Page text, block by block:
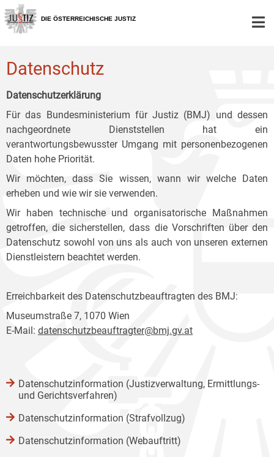
Zur
Hauptnavigation
[1]
Zum
Inhalt
[2]
Zum
Untermenü
[3]
DIE ÖSTERREICHISCHE JUSTIZ
Datenschutz
Datenschutzerklärung
Für das Bundesministerium für Justiz (BMJ) und dessen
nachgeordnete Dienststellen hat ein
verantwortungsbewusster Umgang mit personenbezogenen
Daten hohe Priorität.
Wir möchten, dass Sie wissen, wann wir welche Daten
erheben und wie wir sie verwenden.
Wir haben technische und organisatorische Maßnahmen
getroffen, die sicherstellen, dass die Vorschriften über den
Datenschutz sowohl von uns als auch von unseren externen
Dienstleistern beachtet werden.
Erreichbarkeit des Datenschutzbeauftragten des BMJ:
Museumstraße 7, 1070 Wien
E-Mail: datenschutzbeauftragter@bmj.gv.at
Datenschutzinformation (Justizverwaltung, Ermittlungs-
und Gerichtsverfahren)
Datenschutzinformation (Strafvollzug)
Datenschutzinformation (Webauftritt)